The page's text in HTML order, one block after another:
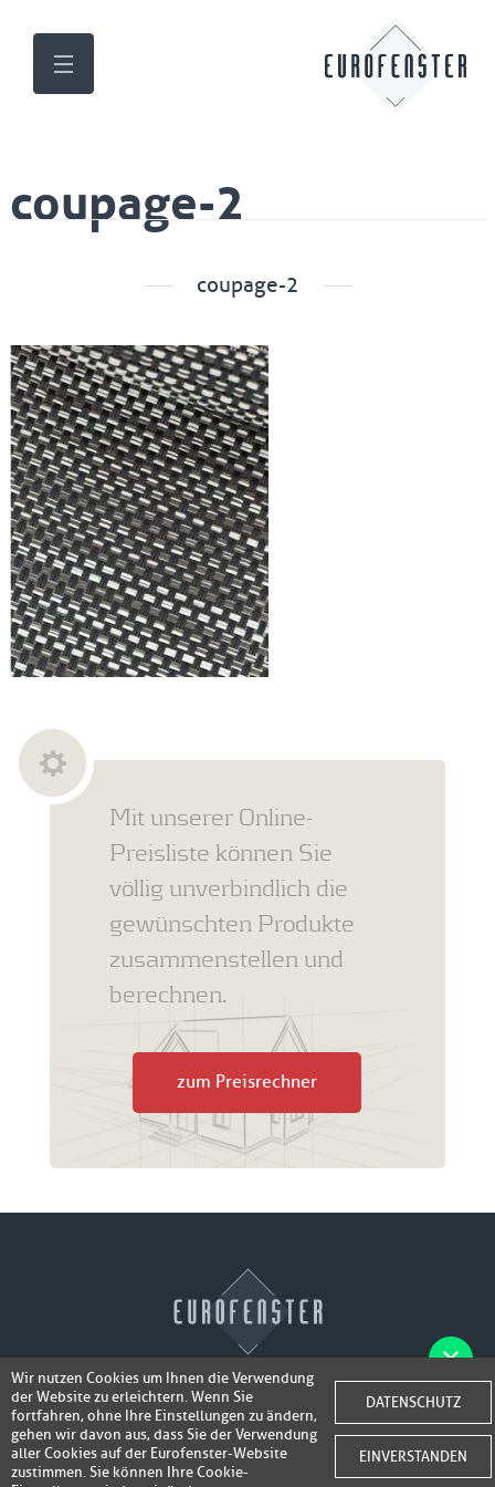
coupage-2
coupage-2
Wir nutzen Cookies um Ihnen die Verwendung
der Website zu erleichtern. Wenn Sie
fortfahren, ohne Ihre Einstellungen zu ändern,
gehen wir davon aus, dass Sie der Verwendung
aller Cookies auf der Eurofenster-Website
zustimmen. Sie können Ihre Cookie-
DATENSCHUTZ
EINVERSTANDEN
Fotos der Fenster/Elemente per WhatsApp
senden und ein Super-Angebotinkl. 50,-
bis 100,- EURGutschrift erhalten!
Mit unserer Online-
Preisliste können Sie
völlig unverbindlich die
gewünschten Produkte
zusammenstellen und
berechnen.
zum Preisrechner
© 2026 Eurofenster
Webdesign byWebidea Advance